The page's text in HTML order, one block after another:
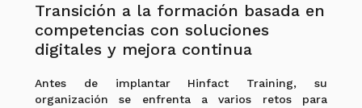
Transición a la formación basada en
competencias con soluciones
digitales y mejora continua
Antes de implantar Hinfact Training, su
organización se enfrenta a varios retos para